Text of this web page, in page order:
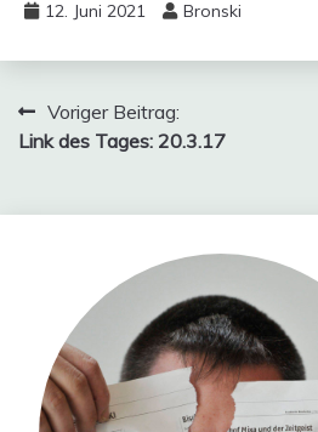
12. Juni 2021 Bronski
Beitragsnavigation
Voriger Beitrag:
Link des Tages: 20.3.17